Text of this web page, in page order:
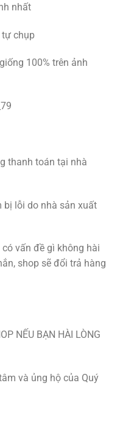
nhất
tự chụp
100% trên ảnh
thanh toán tại nhà
bị lỗi do nhà sản xuất
vấn đề gì không hài
shop sẽ đổi trả hàng
NẾU BẠN HÀI LÒNG
và ủng hộ của Quý